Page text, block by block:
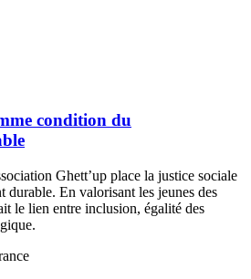
condition du
Ghett’up place la justice sociale
En valorisant les jeunes des
le lien entre inclusion, égalité des